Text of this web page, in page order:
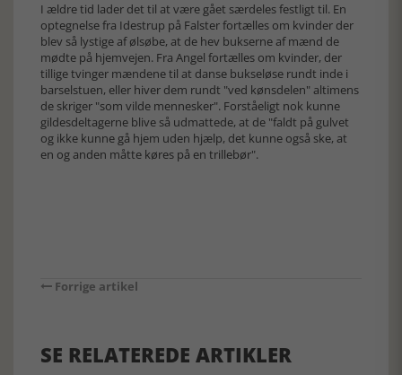
I ældre tid lader det til at være gået særdeles festligt til. En
optegnelse fra Idestrup på Falster fortælles om kvinder der
blev så lystige af ølsøbe, at de hev bukserne af mænd de
mødte på hjemvejen. Fra Angel fortælles om kvinder, der
tillige tvinger mændene til at danse bukseløse rundt inde i
barselstuen, eller hiver dem rundt "ved kønsdelen" altimens
de skriger "som vilde mennesker". Forståeligt nok kunne
gildesdeltagerne blive så udmattede, at de "faldt på gulvet
og ikke kunne gå hjem uden hjælp, det kunne også ske, at
en og anden måtte køres på en trillebør".
Forrige artikel
SE RELATEREDE ARTIKLER